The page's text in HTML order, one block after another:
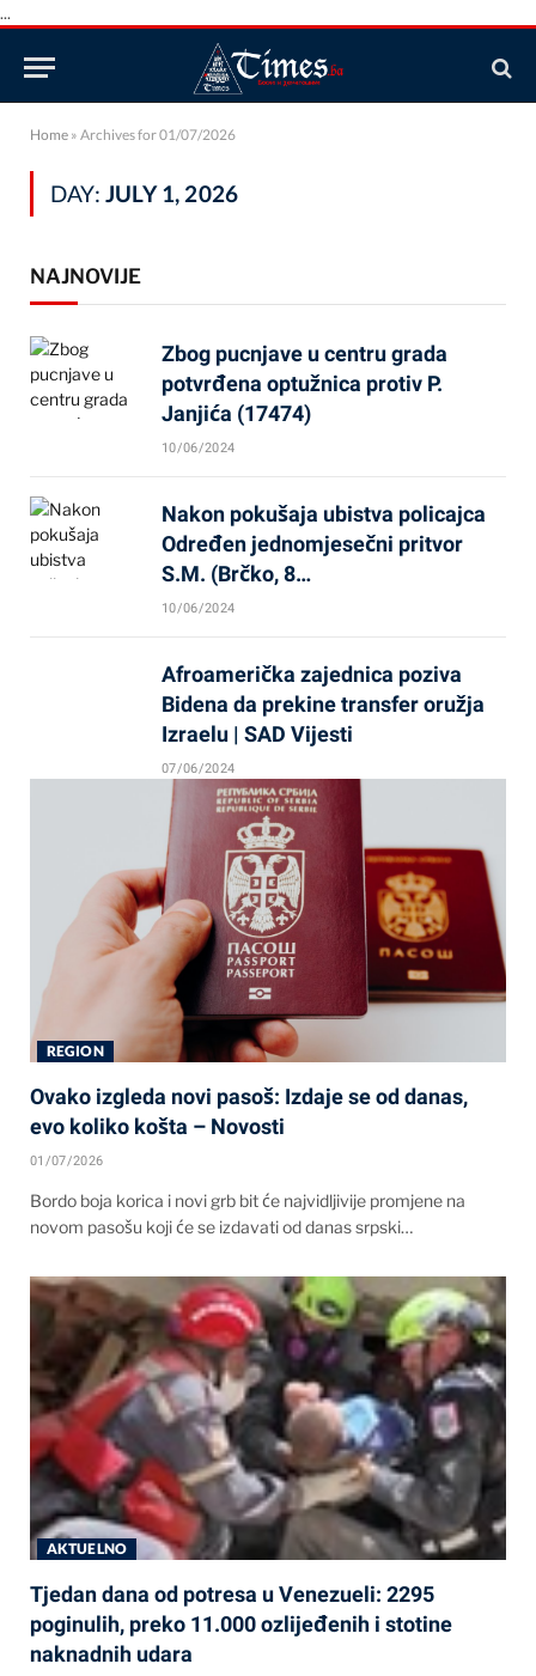
...
Home » Archives for 01/07/2026
DAY: JULY 1, 2026
NAJNOVIJE
Zbog pucnjave u centru grada
potvrđena optužnica protiv P.
Janjića (17474)
10/06/2024
Nakon pokušaja ubistva policajca
Određen jednomjesečni pritvor
S.M. (Brčko, 8…
10/06/2024
Afroamerička zajednica poziva
Bidena da prekine transfer oružja
Izraelu | SAD Vijesti
07/06/2024
REGION
Ovako izgleda novi pasoš: Izdaje se od danas,
evo koliko košta – Novosti
01/07/2026
Bordo boja korica i novi grb bit će najvidljivije promjene na
novom pasošu koji će se izdavati od danas srpski…
AKTUELNO
Tjedan dana od potresa u Venezueli: 2295
poginulih, preko 11.000 ozlijeđenih i stotine
naknadnih udara